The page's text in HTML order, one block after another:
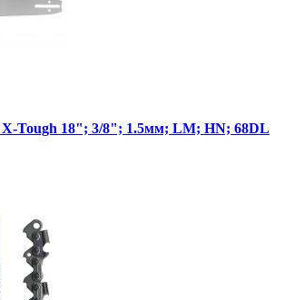
Tough 18"; 3/8"; 1.5мм; LM; HN; 68DL